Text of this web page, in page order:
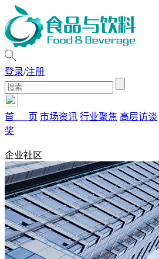
登录/注册
首 页 市场资讯 行业聚焦 高层访谈
奖
企业社区